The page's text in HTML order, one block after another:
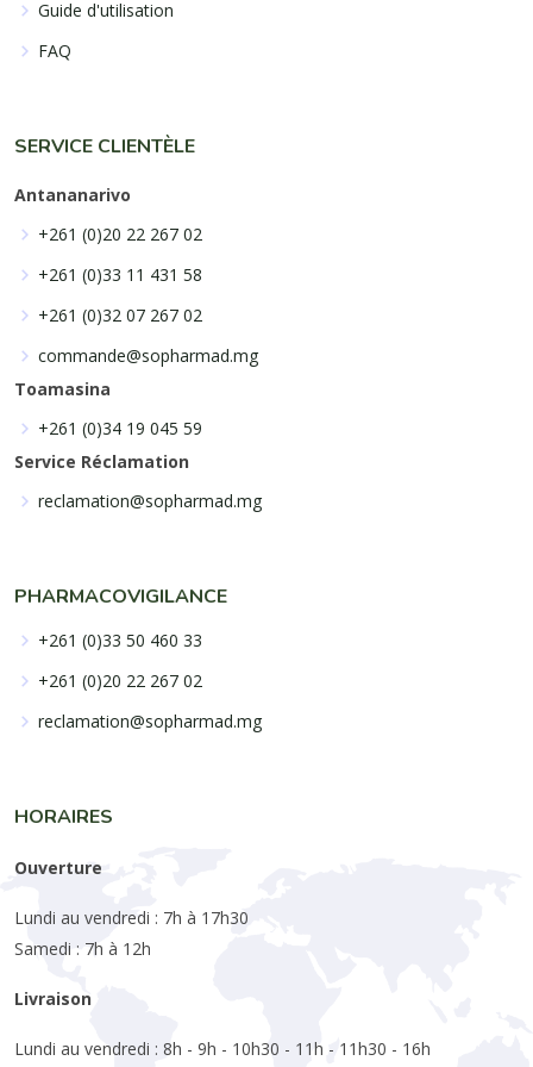
Guide d'utilisation
FAQ
SERVICE CLIENTÈLE
Antananarivo
+261 (0)20 22 267 02
+261 (0)33 11 431 58
+261 (0)32 07 267 02
commande@sopharmad.mg
Toamasina
+261 (0)34 19 045 59
Service Réclamation
reclamation@sopharmad.mg
PHARMACOVIGILANCE
+261 (0)33 50 460 33
+261 (0)20 22 267 02
reclamation@sopharmad.mg
HORAIRES
Ouverture
Lundi au vendredi : 7h à 17h30
Samedi : 7h à 12h
Livraison
Lundi au vendredi : 8h - 9h - 10h30 - 11h - 11h30 - 16h